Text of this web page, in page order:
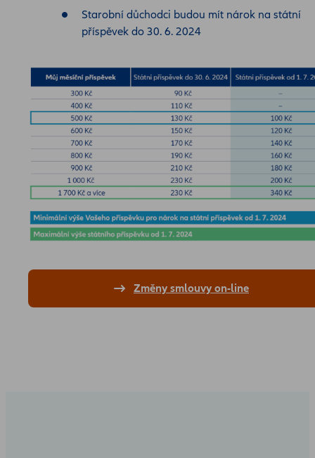
Starobní důchodci budou mít nárok na státní
příspěvek do 30. 6. 2024
Změny smlouvy on-line